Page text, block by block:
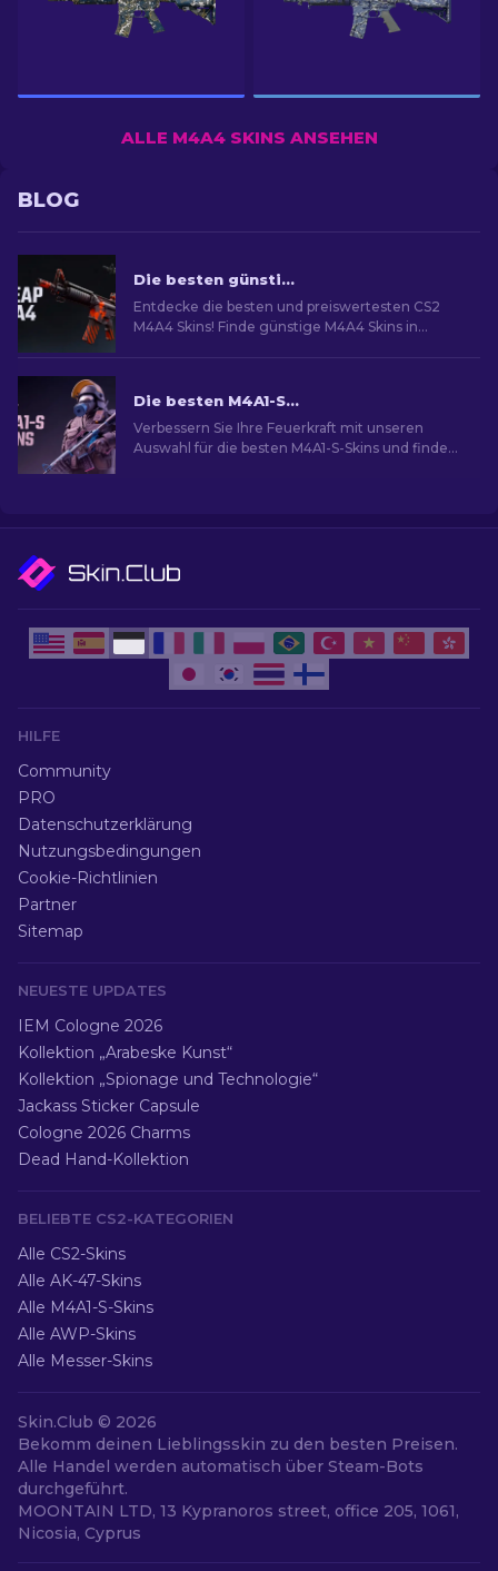
ALLE M4A4 SKINS ANSEHEN
BLOG
Die besten günstigen CS2 M4A4 Skins [2026]
Entdecke die besten und preiswertesten CS2
M4A4 Skins! Finde günstige M4A4 Skins in
Die besten M4A1-S Skins in CS2 [2026]
Verbessern Sie Ihre Feuerkraft mit unseren
Auswahl für die besten M4A1-S-Skins und finden
HILFE
Community
PRO
Datenschutzerklärung
Nutzungsbedingungen
Cookie-Richtlinien
Partner
Sitemap
NEUESTE UPDATES
IEM Cologne 2026
Kollektion „Arabeske Kunst“
Kollektion „Spionage und Technologie“
Jackass Sticker Capsule
Cologne 2026 Charms
Dead Hand-Kollektion
BELIEBTE CS2-KATEGORIEN
Alle CS2-Skins
Alle AK-47-Skins
Alle M4A1-S-Skins
Alle AWP-Skins
Alle Messer-Skins
Skin.Club © 2026
Bekomm deinen Lieblingsskin zu den besten Preisen.
Alle Handel werden automatisch über Steam-Bots
durchgeführt.
MOONTAIN LTD, 13 Kypranoros street, office 205, 1061,
Nicosia, Cyprus